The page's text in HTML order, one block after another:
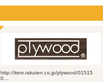
http://item.rakuten.co.jp/plywood/01515
0…